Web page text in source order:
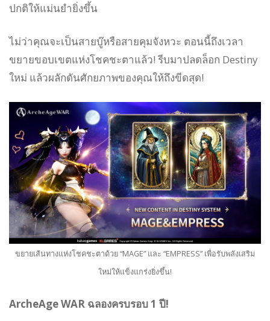
ปกติให้แม่นยำยิ่งขึ้น
ไม่ว่าคุณจะเป็นสายบู๊หรือสายคุมจังหวะ ตอนนี้ถึงเวลา
ขยายขอบเขตแห่งโชคชะตาแล้ว! รีบมาปลดล็อก Destiny
ใหม่ แล้วผลักดันศักยภาพของคุณให้ถึงขีดสุด!
ขยายเส้นทางแห่งโชคชะตาด้วย “MAGE” และ “EMPRESS” เพื่อรับพลังเสริม
ใหม่ให้แข็งแกร่งยิ่งขึ้น!
ArcheAge WAR ฉลองครบรอบ 1 ปี!